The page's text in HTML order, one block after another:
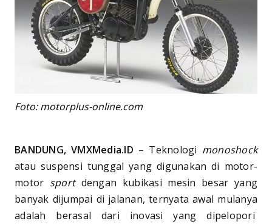
Foto: motorplus-online.com
BANDUNG, VMXMedia.ID – Teknologi monoshock
atau suspensi tunggal yang digunakan di motor-
motor sport dengan kubikasi mesin besar yang
banyak dijumpai di jalanan, ternyata awal mulanya
adalah berasal dari inovasi yang dipelopori